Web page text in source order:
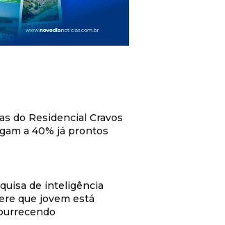
do Residencial Cravos
a 40% já prontos
de inteligência
que jovem está